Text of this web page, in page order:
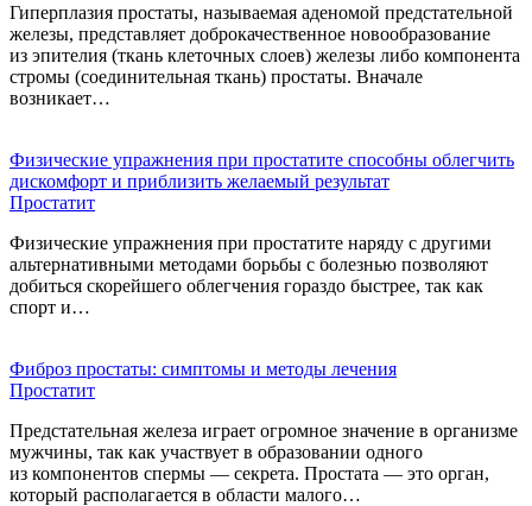
Гиперплазия простаты, называемая аденомой предстательной
железы, представляет доброкачественное новообразование
из эпителия (ткань клеточных слоев) железы либо компонента
стромы (соединительная ткань) простаты. Вначале
возникает…
Физические упражнения при простатите способны облегчить
дискомфорт и приблизить желаемый результат
Простатит
Физические упражнения при простатите наряду с другими
альтернативными методами борьбы с болезнью позволяют
добиться скорейшего облегчения гораздо быстрее, так как
спорт и…
Фиброз простаты: симптомы и методы лечения
Простатит
Предстательная железа играет огромное значение в организме
мужчины, так как участвует в образовании одного
из компонентов спермы — секрета. Простата — это орган,
который располагается в области малого…